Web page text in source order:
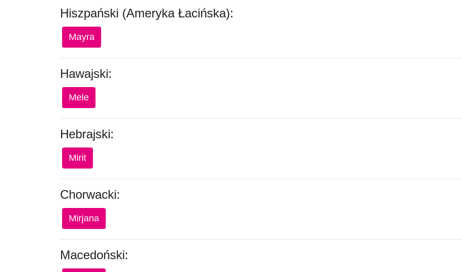
Hiszpański (Ameryka Łacińska):
Mayra
Hawajski:
Mele
Hebrajski:
Mirit
Chorwacki:
Mirjana
Macedoński: